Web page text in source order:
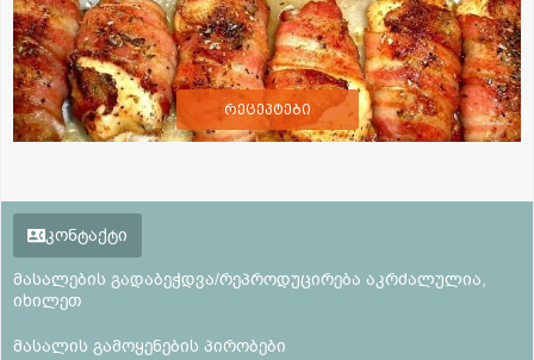
რეცეპტები
კონტაქტი
მასალების გადაბეჭდვა/რეპროდუცირება აკრძალულია,
იხილეთ
მასალის გამოყენების პირობები